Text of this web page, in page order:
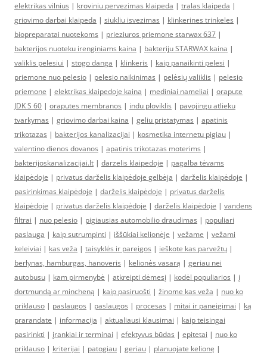
elektrikas vilnius | kroviniu pervezimas klaipeda | tralas klaipeda |
griovimo darbai klaipeda | siukliu isvezimas | klinkerines trinkeles |
biopreparatai nuotekoms | prieziuros priemone starwax 637 |
bakterijos nuoteku irenginiams kaina | bakteriju STARWAX kaina |
valiklis pelesiui | stogo danga | klinkeris | kaip panaikinti pelesi |
priemone nuo pelesio | pelesio naikinimas | pelėsių valiklis | pelesio
priemone | elektrikas klaipedoje kaina | mediniai nameliai | orapute
JDK S 60 | oraputes membranos | indu ploviklis | pavojingu atlieku
tvarkymas | griovimo darbai kaina | geliu pristatymas | apatinis
trikotazas | bakterijos kanalizacijai | kosmetika internetu pigiau |
valentino dienos dovanos | apatinis trikotazas moterims |
bakterijoskanalizacijai.lt | darzelis klaipedoje | pagalba tėvams
klaipėdoje | privatus darželis klaipėdoje gelbėja | darželis klaipėdoje |
pasirinkimas klaipėdoje | darželis klaipėdoje | privatus darželis
klaipėdoje | privatus darželis klaipėdoje | darželis klaipėdoje | vandens
filtrai | nuo pelesio | pigiausias automobilio draudimas | populiari
paslauga | kaip sutrumpinti | iššūkiai kelionėje | vežame | vežami
keleiviai | kas veža | taisyklės ir pareigos | ieškote kas parvežtų |
berlynas, hamburgas, hanoveris | kelionės vasarą | geriau nei
autobusu | kam pirmenybė | atkreipti dėmesį | kodėl populiarios | į
dortmundą ar mincheną | kaip pasiruošti | žinome kas veža | nuo ko
priklauso | paslaugos | paslaugos | procesas | mitai ir paneigimai | ką
prarandate | informacija | aktualiausi klausimai | kaip teisingai
pasirinkti | įrankiai ir terminai | efektyvus būdas | epitetai | nuo ko
priklauso | kriterijai | patogiau | geriau | planuojate kelionę |